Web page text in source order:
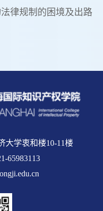
律规制的困境及出路
大学衷和楼10-11楼
65983113